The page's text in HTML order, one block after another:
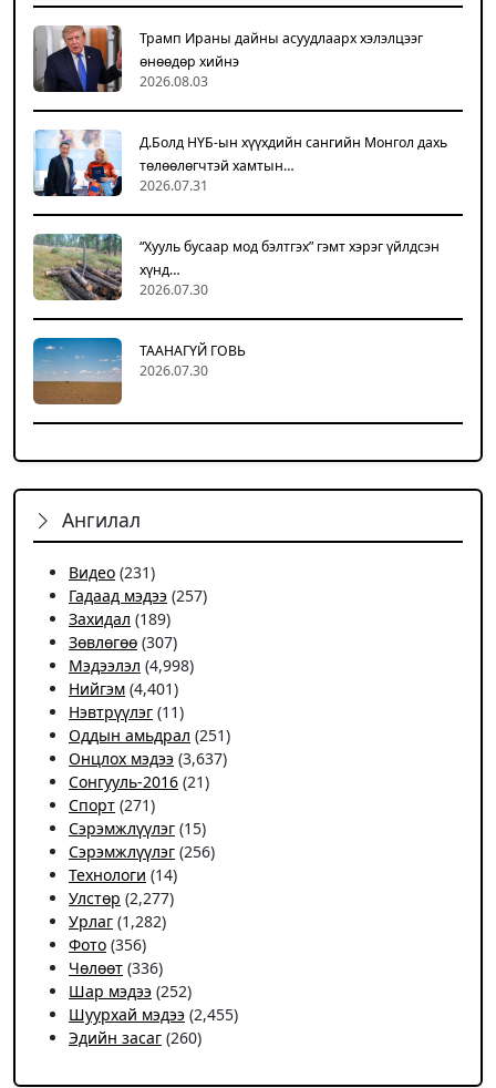
Трамп Ираны дайны асуудлаарх хэлэлцээг
өнөөдөр хийнэ
2026.08.03
Д.Болд НҮБ-ын хүүхдийн сангийн Монгол дахь
төлөөлөгчтэй хамтын…
2026.07.31
“Хууль бусаар мод бэлтгэх” гэмт хэрэг үйлдсэн
хүнд…
2026.07.30
ТААНАГҮЙ ГОВЬ
2026.07.30
Ангилал
Видео (231)
Гадаад мэдээ (257)
Захидал (189)
Зөвлөгөө (307)
Мэдээлэл (4,998)
Нийгэм (4,401)
Нэвтрүүлэг (11)
Оддын амьдрал (251)
Онцлох мэдээ (3,637)
Сонгууль-2016 (21)
Спорт (271)
Сэрэмжлүүлэг (15)
Сэрэмжлүүлэг (256)
Технологи (14)
Улстөр (2,277)
Урлаг (1,282)
Фото (356)
Чѳлѳѳт (336)
Шар мэдээ (252)
Шуурхай мэдээ (2,455)
Эдийн засаг (260)